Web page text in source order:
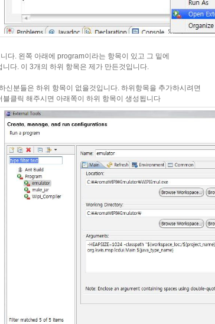
다. 왼쪽 아래에 program이라는 항목이 있고 그 밑에
다. 이 3개의 하위 항목은 제가 만든것입니다.
신분들은 하위 항목이 없을것입니다. 하위항목을 추가하시려면
클릭 해주시면 아래쪽이 하위 항목이 생성됩니다